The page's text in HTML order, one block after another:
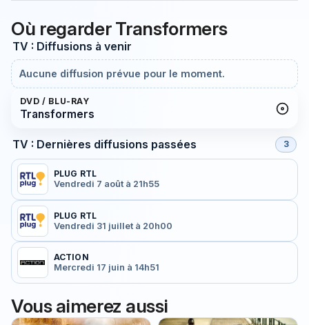
Où regarder Transformers
TV : Diffusions à venir
Aucune diffusion prévue pour le moment.
DVD / BLU-RAY
Transformers
TV : Dernières diffusions passées 3
PLUG RTL
Vendredi 7 août à 21h55
PLUG RTL
Vendredi 31 juillet à 20h00
ACTION
Mercredi 17 juin à 14h51
Vous aimerez aussi